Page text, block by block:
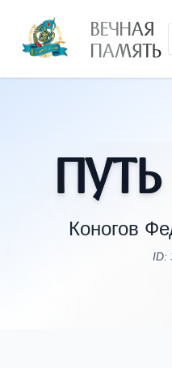
ВЕЧНАЯ
ПАМЯТЬ
Коногов
ID: